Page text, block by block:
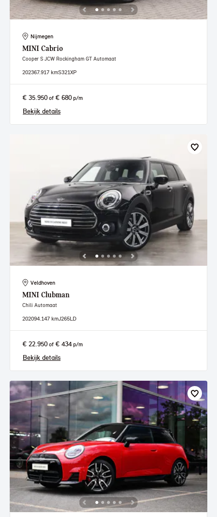
Nijmegen
MINI Cabrio
Cooper S JCW Rockingham GT Automaat
202367.917 kmS321XP
€ 35.950 of € 680 p/m
Bekijk details
Veldhoven
MINI Clubman
Chili Automaat
202094.147 kmJ265LD
€ 22.950 of € 434p/m
Bekijk details